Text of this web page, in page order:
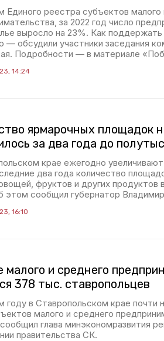
Единого реестра субъектов малого
за 2022 год число
выросло на 23%. Как
— обсудили участники заседания
Подробности — в материале
14:24
ярмарочных площадок
за два года до
крае ежегодно
два года количество
фруктов и других продуктов
этом сообщил губернатор
16:10
малого и среднего
378 тыс. ставропольцев
году в Ставропольском крае почти
малого и среднего
сообщил глава минэкономразвития
правительства СК.